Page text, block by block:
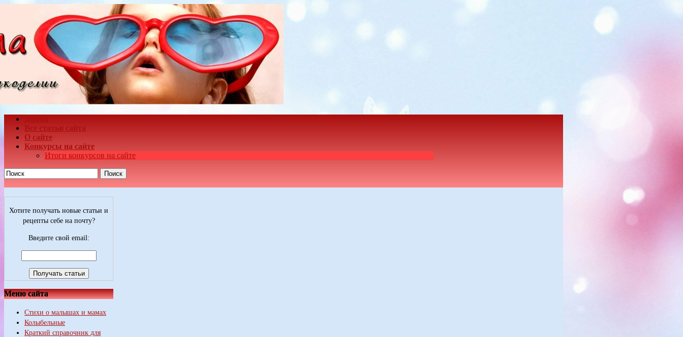
Все статьи сайта
О сайте
Конкурсы на сайте
Итоги конкурсов на сайте
Поиск
Хотите получать новые статьи и
рецепты себе на почту?
Введите свой email:
Меню сайта
Стихи о малышах и мамах
Колыбельные
Краткий справочник для